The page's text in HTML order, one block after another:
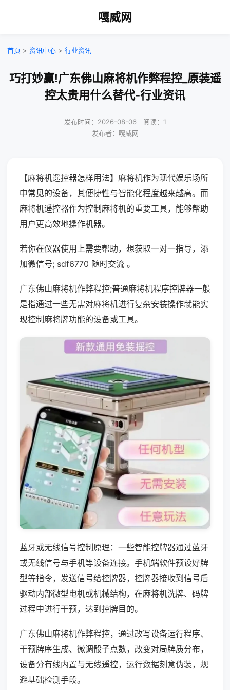
嘎威网
首页 > 资讯中心 > 行业资讯
巧打妙赢!广东佛山麻将机作弊程控_原装遥
控太贵用什么替代-行业资讯
发布时间：2026-08-06｜阅读：1
发布者：嘎威网
【麻将机遥控器怎样用法】麻将机作为现代娱乐场所
中常见的设备，其便捷性与智能化程度越来越高。而
麻将机遥控器作为控制麻将机的重要工具，能够帮助
用户更高效地操作机器。
若你在仪器使用上需要帮助，想获取一对一指导，添
加微信号; sdf6770 随时交流 。
广东佛山麻将机作弊程控;普通麻将机程序控牌器一般
是指通过一些无需对麻将机进行复杂安装操作就能实
现控制麻将牌功能的设备或工具。
蓝牙或无线信号控制原理：一些智能控牌器通过蓝牙
或无线信号与手机等设备连接。手机端软件预设好牌
型等指令，发送信号给控牌器，控牌器接收到信号后
驱动内部微型电机或机械结构，在麻将机洗牌、码牌
过程中进行干预，达到控牌目的。
广东佛山麻将机作弊程控，通过改写设备运行程序、
干预牌序生成、微调骰子点数，改变对局牌质分布，
设备分有线内置与无线遥控，运行数据刻意伪装，规
避基础检测手段。